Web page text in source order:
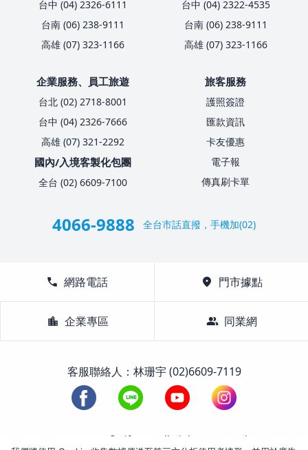
台中 (04) 2326-6111
台南 (06) 238-9111
高雄 (07) 323-1166
台中 (04) 2322-4535
台南 (06) 238-9111
高雄 (07) 323-1166
企業服務、員工旅遊
台北 (02) 2718-8001
台中 (04) 2326-7666
高雄 (07) 321-2292
國內/入境客製化包團
全台 (02) 6609-7100
旅客服務
護照簽證
匯款資訊
卡友優惠
電子報
傳真刷卡單
4066-9888 全台市話直撥，手機加(02)
call 網路電話 location_on 門市據點
location_city 企業專區 group 同業網
客服聯絡人：林珊宇 (02)6609-7119
1988-2026 © Lifetour All Rights Reserved.